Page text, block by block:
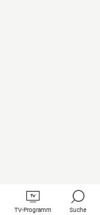
TV-Programm Suche